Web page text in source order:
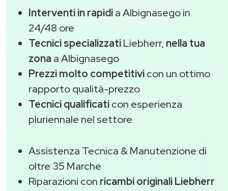
Interventi in rapidia Albignasego in
24/48 ore
Tecnici specializzatiLiebherr, nella tua
zona a Albignasego
Prezzi molto competitivicon un ottimo
rapporto qualità-prezzo
Tecnici qualificaticon esperienza
pluriennale nel settore
Assistenza Tecnica & Manutenzione di
oltre 35 Marche
Riparazioni con ricambi originali Liebherr